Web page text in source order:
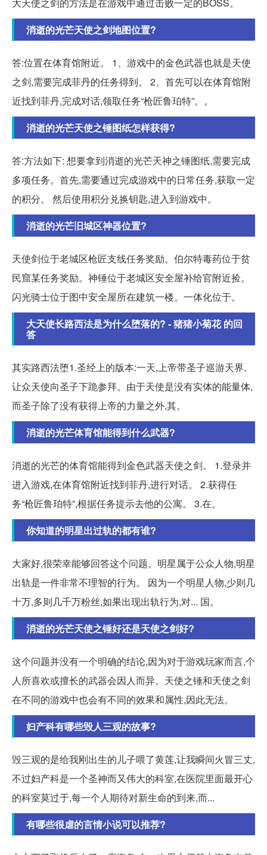
大天使之剑的方法是在游戏中通过击败一定的BOSS。
消逝的光芒天使之剑地图位置?
答:位置在体育馆附近。 1、游戏中的金色武器也就是天使
之剑,需要完成菲丹的任务得到。 2、首先可以在体育馆附
近找到菲丹,完成对话,领取任务“枪匠鲁珀特”。。
消逝的光芒天使之锤图纸怎样获得?
答:方法如下: 想要拿到消逝的光芒天神之锤图纸,需要完成
多项任务。首先,需要通过完成游戏中的日常任务,获取一定
的积分。 然后使用积分兑换钥匙,进入到游戏中。
消逝的光芒旧城区神器位置?
天使剑位于老城区枪匠支线任务奖励。伯尔特毒药位于贫
民窟某任务奖励。神锤位于老城区安全屋补给官附近捡。
闪光骑士位于图中安全屋所在建筑一楼。一体化位于。
大天使长路西法是为什么堕落的? - 猪猪小菊花 的回
答
其实路西法堕1.圣经上的版本:一天,上帝带圣子巡游天界,
让众天使向圣子下跪参拜。由于天使是没有实体的能量体,
而圣子除了没有获得上帝的力量之外,其。
消逝的光芒体育馆能得到什么武器?
消逝的光芒的体育馆能得到金色武器天使之剑。 1.登录并
进入游戏,在体育馆附近找到菲丹,进行对话。 2.获得任
务“枪匠鲁珀特”,根据任务提示去他的公寓。 3.在。
你知道的明星出过轨的都有谁?
大家好,很荣幸能够回答这个问题。明星属于公众人物,明星
出轨是一件非常不理智的行为。 因为一个明星人物,少则几
十万,多则几千万粉丝,如果出现出轨行为,对... 国。
消逝的光芒天使之锤好还是天使之剑好?
这个问题并没有一个明确的结论,因为对于游戏玩家而言,个
人所喜欢或擅长的武器会因人而异。天使之锤和天使之剑
在不同的游戏中也会有不同的效果和属性,因此无法。
妇产科有哪些毁人三观的故事?
毁三观的是给我刚出生的儿子喂了黄莲,让我瞬间火冒三丈,
不过妇产科是一个圣神而又伟大的科室,在医院里面最开心
的科室莫过于,每一个人期待对新生命的到来,而...
有哪些很虐的言情小说可以推荐?